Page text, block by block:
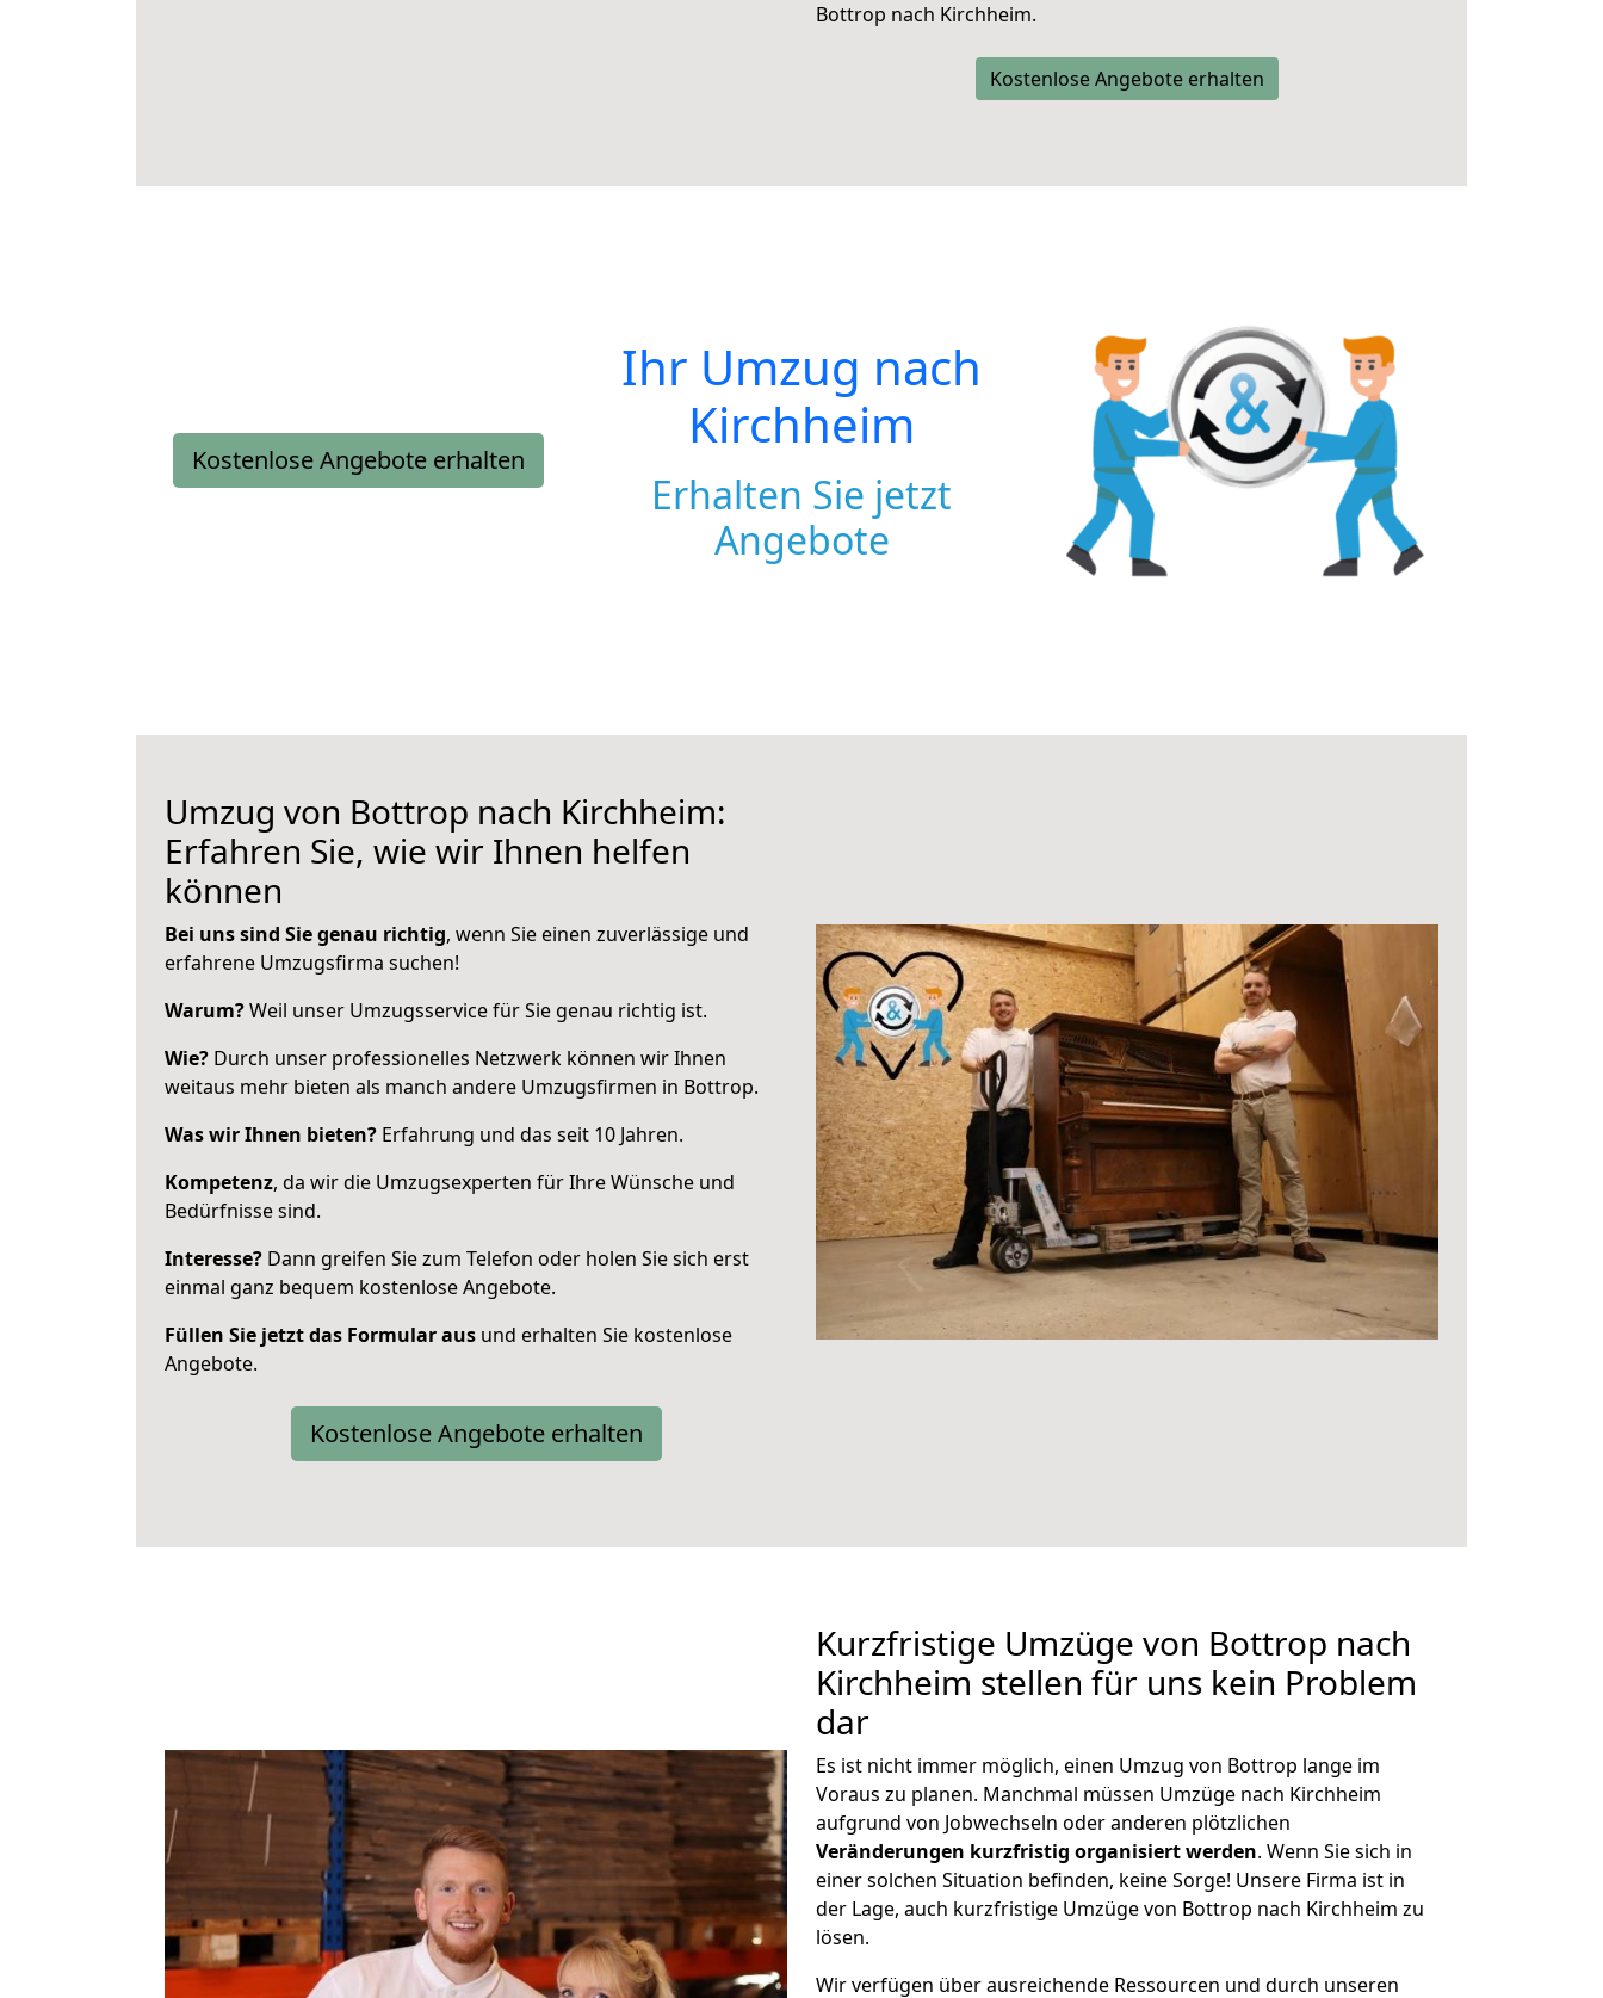
Bottrop nach Kirchheim.
Kostenlose Angebote erhalten
Kostenlose Angebote erhalten
Ihr Umzug nach
Kirchheim
Erhalten Sie jetzt
Angebote
Umzug von Bottrop nach Kirchheim:
Erfahren Sie, wie wir Ihnen helfen
können
Bei uns sind Sie genau richtig, wenn Sie einen zuverlässige und
erfahrene Umzugsfirma suchen!
Warum?Weil unser Umzugsservice für Sie genau richtig ist.
Wie? Durch unser professionelles Netzwerk können wir Ihnen
weitaus mehr bieten als manch andere Umzugsfirmen in Bottrop.
Was wir Ihnen bieten? Erfahrung und das seit 10 Jahren.
Kompetenz, da wir die Umzugsexperten für Ihre Wünsche und
Bedürfnisse sind.
Interesse? Dann greifen Sie zum Telefon oder holen Sie sich erst
einmal ganz bequem kostenlose Angebote.
Füllen Sie jetzt das Formular aus und erhalten Sie kostenlose
Angebote.
Kostenlose Angebote erhalten
Kurzfristige Umzüge von Bottrop nach
Kirchheim stellen für uns kein Problem
dar
Es ist nicht immer möglich, einen Umzug von Bottrop lange im
Voraus zu planen. Manchmal müssen Umzüge nach Kirchheim
aufgrund von Jobwechseln oder anderen plötzlichen
Veränderungen kurzfristig organisiert werden. Wenn Sie sich in
einer solchen Situation befinden, keine Sorge! Unsere Firma ist in
der Lage, auch kurzfristige Umzüge von Bottrop nach Kirchheim zu
lösen.
Wir verfügen über ausreichende Ressourcen und durch unseren